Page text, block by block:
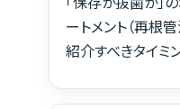
ートメント（再根
紹介すべきタイミ